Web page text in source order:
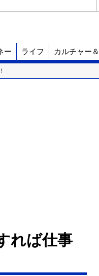
ー ライフ カルチャー
れば仕事